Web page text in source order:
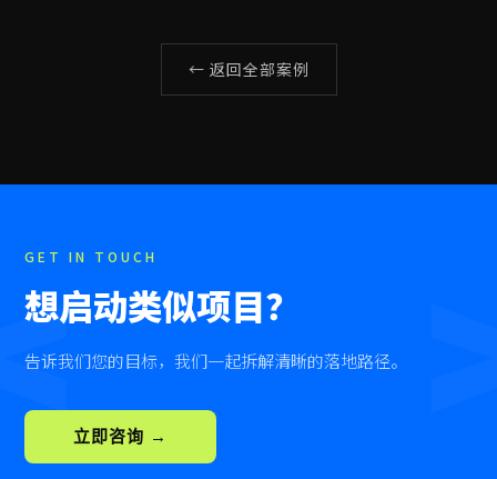
← 返回全部案例
GET IN TOUCH
想启动类似项目？
告诉我们您的目标，我们一起拆解清晰的落地路径。
立即咨询 →